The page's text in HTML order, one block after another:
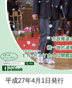
平成27年4月1日発行